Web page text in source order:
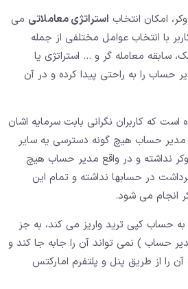
امکان انتخاب استراتژی معاملاتی می
با انتخاب عوامل مختلفی از جمله
سابقه معامله گر و … استراتژی یا
را به راحتی پیدا کرده و در آن
است که کاربران نگرانی بابت سرمایه اشان
حساب هیچ گونه دسترسی یه سایر
نداشته و در واقع مدیر حساب هیچ
در حسابها نداشته و تمام این
انجام می شود.
به حساب کپی ترید واریز می کند، به جز
حساب ) نمی تواند آن را جابه جا کند و
را از طریق پنل و پلتفرم امارکتس